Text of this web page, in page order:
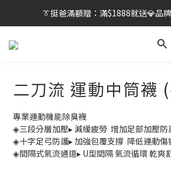
👔挺爸行動：全館襪款【最低$149起
👔挺爸滿額贈：滿$1888就送💎品
【刷卡/電子支付限定】下單送
二刀流 運動中筒襪
專業運動機能除臭襪
◈三段分層加壓▸ 減緩疲勞  增加足部加壓防
◈十字足弓防護▸ 加強包覆支撐  降低運動傷
◈間隔式氣流通道▸ U型間隔 氣流循環 乾爽